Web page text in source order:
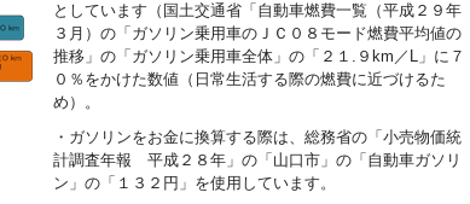
としています（国土交通省「自動車燃費一覧（平成２９年
３月）の「ガソリン乗用車のＪＣ０８モード燃費平均値の
推移」の「ガソリン乗用車全体」の「２１.９km／L」に７
０％をかけた数値（日常生活する際の燃費に近づけるた
め）。
・ガソリンをお金に換算する際は、総務省の「小売物価統
計調査年報 平成２８年」の「山口市」の「自動車ガソリ
ン」の「１３２円」を使用しています。